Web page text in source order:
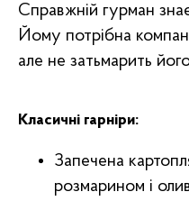
Справжній гурман
Йому потрібна
але не затьмарить
Класичні гарніри:
Запечена
розмарином і